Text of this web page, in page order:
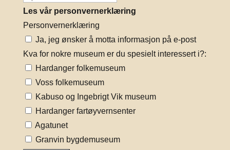
Les vår personvernerklæring
Personvernerklæring
Ja, jeg ønsker å motta informasjon på e-post
Kva for nokre museum er du spesielt interessert i?:
Hardanger folkemuseum
Voss folkemuseum
Kabuso og Ingebrigt Vik museum
Hardanger fartøyvernsenter
Agatunet
Granvin bygdemuseum